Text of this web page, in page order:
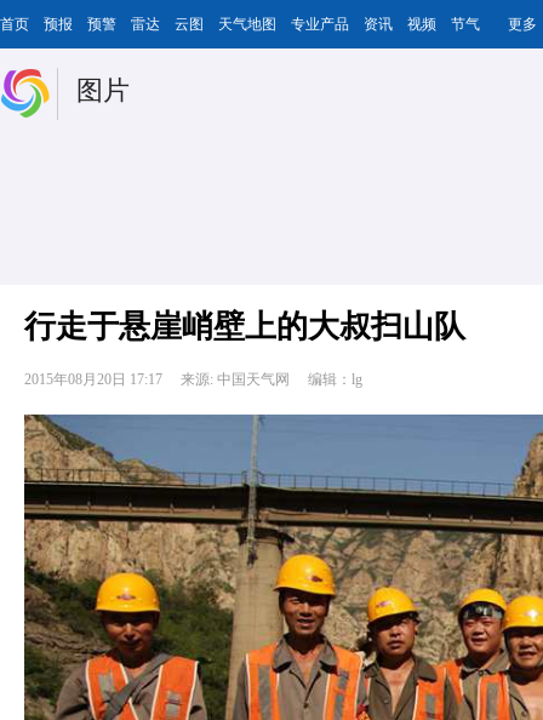
首页 预报 预警 雷达 云图 天气地图 专业产品 资讯 视频 节气 更多
图片
行走于悬崖峭壁上的大叔扫山队
2015年08月20日 17:17 来源: 中国天气网 编辑：lg